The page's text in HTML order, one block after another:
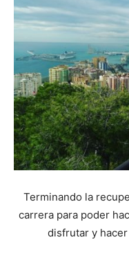
Terminando la
carrera para poder
disfrutar y hacer